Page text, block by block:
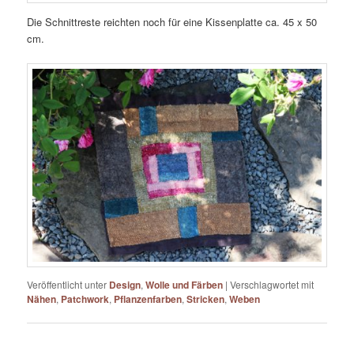
Die Schnittreste reichten noch für eine Kissenplatte ca. 45 x 50
cm.
Veröffentlicht unter Design,Wolle und Färben |Verschlagwortet mit
Nähen, Patchwork, Pflanzenfarben,Stricken,Weben